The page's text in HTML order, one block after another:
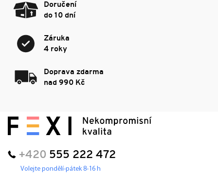
Doručení
do 10 dní
Záruka
4 roky
Doprava zdarma
nad 990 Kč
+420 555 222 472
Volejte pondělí-pátek 8-16 h